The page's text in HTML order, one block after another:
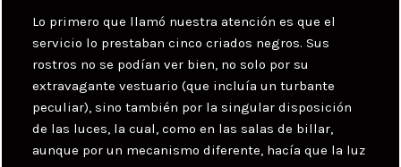
Lo primero que llamó nuestra atención es que el
servicio lo prestaban cinco criados negros. Sus
rostros no se podían ver bien, no solo por su
extravagante vestuario (que incluía un turbante
peculiar), sino también por la singular disposición
de las luces, la cual, como en las salas de billar,
aunque por un mecanismo diferente, hacía que la luz